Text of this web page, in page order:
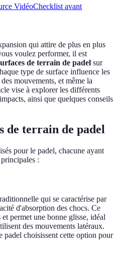
VidéoChecklist avant
qui attire de plus en plus
voulez performer, il est
de terrain de padel sur
type de surface influence les
mouvements, et même la
vise à explorer les différents
ainsi que quelques conseils
de terrain de padel
pour le padel, chacune ayant
:
qui se caractérise par
d'absorption des chocs. Ce
permet une bonne glisse, idéal
des mouvements latéraux.
padel choisissent cette option pour